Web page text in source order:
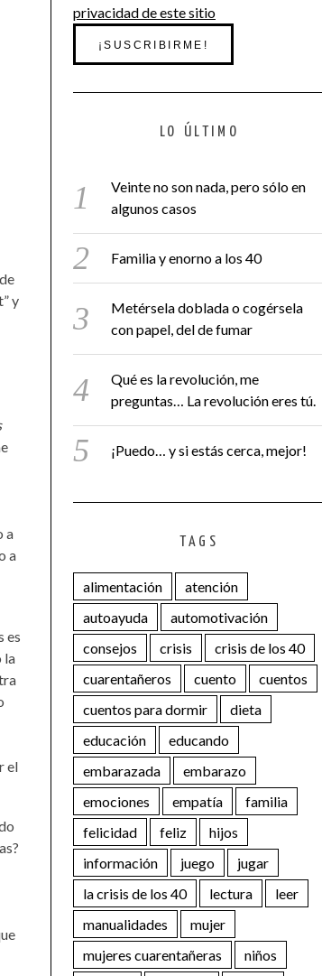
y
a
a
es
la
el
privacidad de este sitio
LO ÚLTIMO
Veinte no son nada, pero sólo en
algunos casos
Familia y enorno a los 40
Metérsela doblada o cogérsela
con papel, del de fumar
Qué es la revolución, me
preguntas… La revolución eres tú.
¡Puedo… y si estás cerca, mejor!
TAGS
alimentación
atención
autoayuda
automotivación
consejos
crisis
crisis de los 40
cuarentañeros
cuento
cuentos
cuentos para dormir
dieta
educación
educando
embarazada
embarazo
emociones
empatía
familia
felicidad
feliz
hijos
información
juego
jugar
la crisis de los 40
lectura
leer
manualidades
mujer
mujeres cuarentañeras
niños